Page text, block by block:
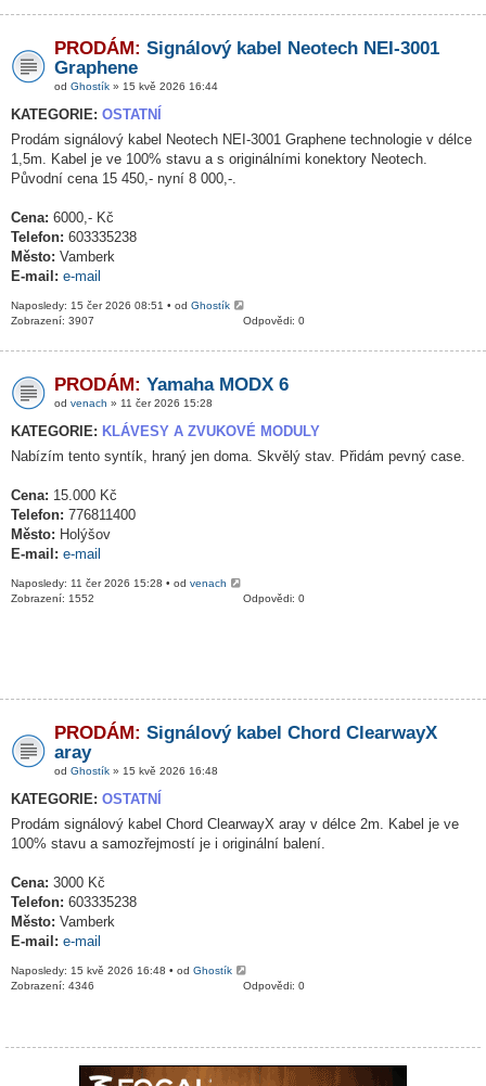
PRODÁM: Signálový kabel Neotech NEI-3001
Graphene
od Ghostík » 15 kvě 2026 16:44
KATEGORIE: OSTATNÍ
Prodám signálový kabel Neotech NEI-3001 Graphene technologie v délce
1,5m. Kabel je ve 100% stavu a s originálními konektory Neotech.
Původní cena 15 450,- nyní 8 000,-.
Cena: 6000,- Kč
Telefon: 603335238
Město: Vamberk
E-mail: e-mail
Naposledy: 15 čer 2026 08:51 • od Ghostík
Odpovědi: 0
Zobrazení: 3907
PRODÁM: Yamaha MODX 6
od venach » 11 čer 2026 15:28
KATEGORIE: KLÁVESY A ZVUKOVÉ MODULY
Nabízím tento syntík, hraný jen doma. Skvělý stav. Přidám pevný case.
Cena: 15.000 Kč
Telefon: 776811400
Město: Holýšov
E-mail: e-mail
Naposledy: 11 čer 2026 15:28 • od venach
Odpovědi: 0
Zobrazení: 1552
PRODÁM: Signálový kabel Chord ClearwayX
aray
od Ghostík » 15 kvě 2026 16:48
KATEGORIE: OSTATNÍ
Prodám signálový kabel Chord ClearwayX aray v délce 2m. Kabel je ve
100% stavu a samozřejmostí je i originální balení.
Cena: 3000 Kč
Telefon: 603335238
Město: Vamberk
E-mail: e-mail
Naposledy: 15 kvě 2026 16:48 • od Ghostík
Odpovědi: 0
Zobrazení: 4346